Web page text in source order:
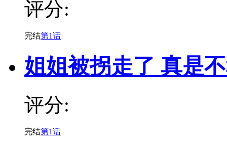
评分:
完结第1话
姐姐被拐走了 真是
评分:
完结第1话